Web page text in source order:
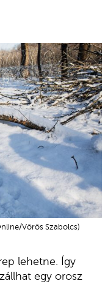
Vörös Szabolcs)
lehetne. Így
egy orosz